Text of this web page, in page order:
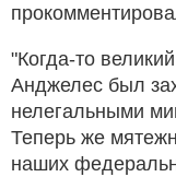
"Когда-то
Анджелес был
нелегальными
Теперь же
наших